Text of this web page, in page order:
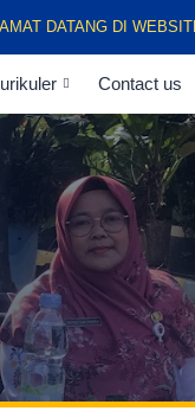
DATANG DI WEBSITE
Contact us